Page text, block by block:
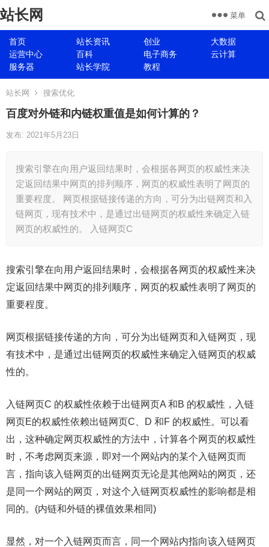
站长网
首页 站长资讯 创业
大数据
运营中心
百科 电子商务
云计算
服务器
站长学院 教程
菜单
站长网 搜索优化
百度对外链和内链权重值是如何计算的？
发布: 2021年5月23日
搜索引擎在向用户返回结果时，会根据各网页的权威性来决
定返回结果中网页的排列顺序，网页的权威性表明了网页的
重要程度。 网页根据链接传递的方向，可分为出链网页和入
链网页，现有技术中，是通过出链网页的权威性来确定入链
网页的权威性的。 入链网页C
搜索引擎在向用户返回结果时，会根据各网页的权威性来决
定返回结果中网页的排列顺序，网页的权威性表明了网页的
重要程度。
网页根据链接传递的方向，可分为出链网页和入链网页，现
有技术中，是通过出链网页的权威性来确定入链网页的权威
性的。
入链网页C 的权威性依赖于出链网页A 和B 的权威性，入链
网页E的权威性依赖出链网页C、D 和F 的权威性。可以看
出，这种确定网页权威性的方法中，计算各个网页的权威性
时，不考虑网页来源，即对一个网站内的某个入链网页而
言，指向该入链网页的出链网页无论是其他网站的网页，还
是同一个网站的网页，对这个入链网页权威性的影响都是相
同的。(内链和外链的裸值效果相同)
显然，对一个入链网页而言，同一个网站内指向该入链网页